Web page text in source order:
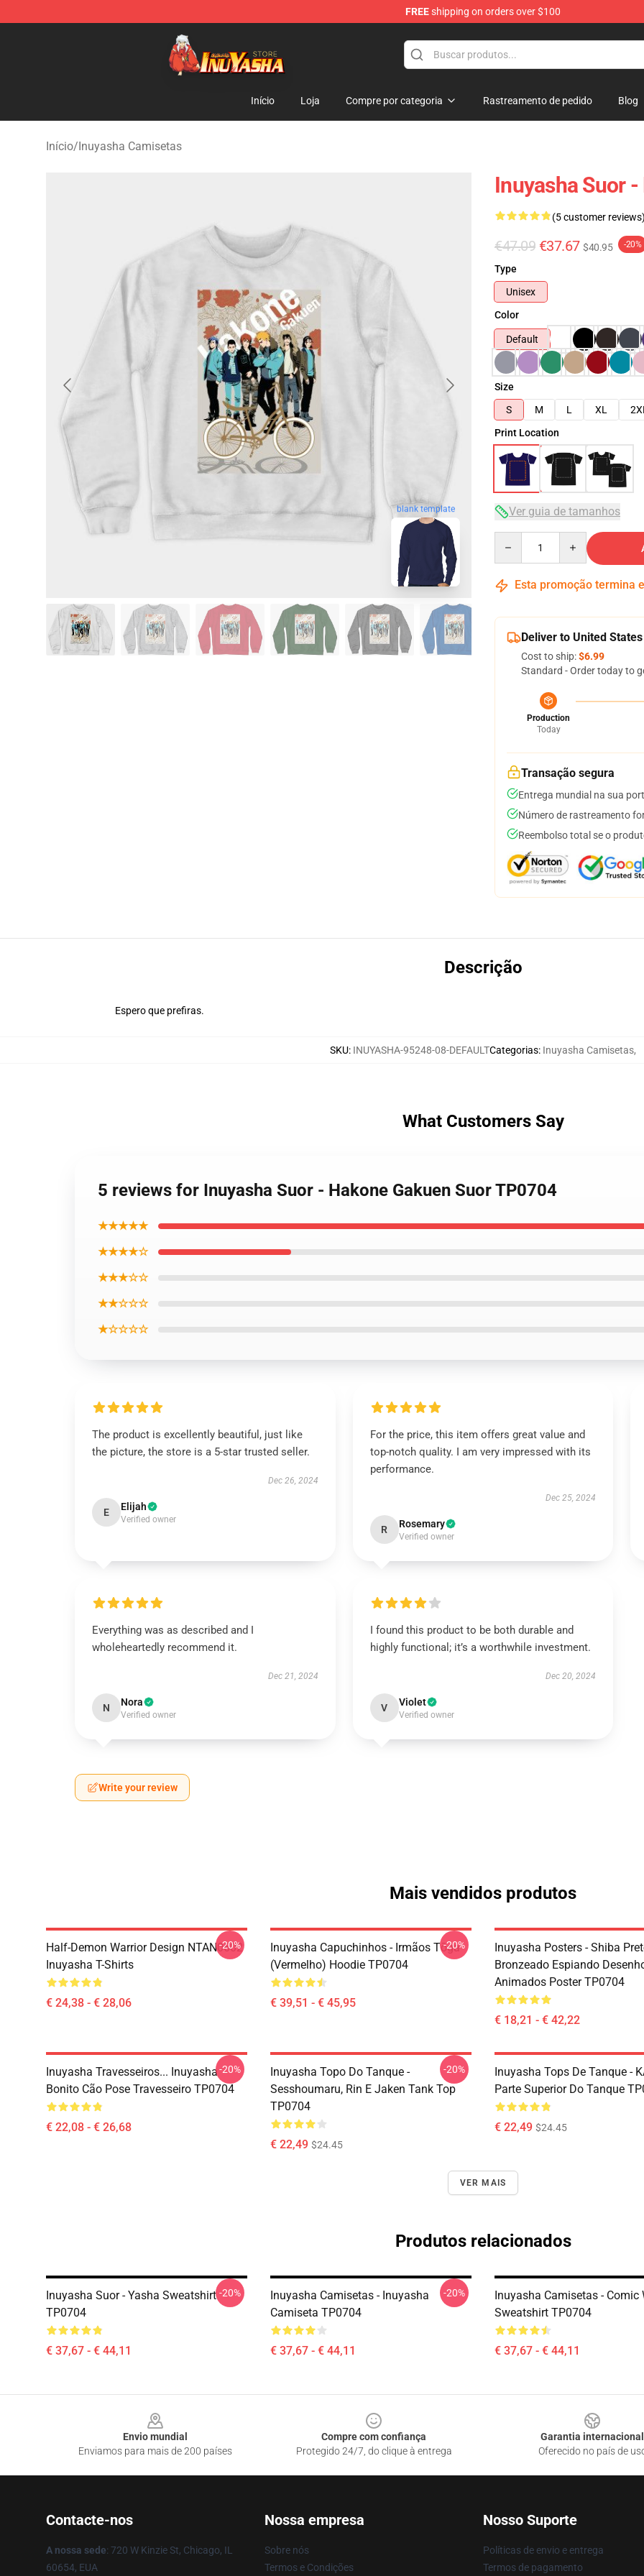
FREEshipping on orders over $100
Inuyasha Store - Official Inuyasha Merchandise Shop
Início Loja Compre por categoria Rastreamento de pedido Blog
Início/Inuyasha Camisetas
blank template
Inuyasha Suor
(5 customer reviews)
€47.09 €37.67 $40.95 -20%
Type
Unisex
Color
Default
Size
S
M L XL 2XL
Print Location
Ver guia de tamanhos
Esta promoção termina
Deliver to United States
Cost to ship:$6.99
Standard - Order today to
Production
Today
Transação segura
Entrega mundial na sua
Número de rastreamento
Reembolso total se o
Descrição
Espero que prefiras.
SKU: INUYASHA-95248-08-DEFAULTCategorias: Inuyasha Camisetas,
What Customers Say
5 reviews for Inuyasha Suor - Hakone Gakuen Suor TP0704
★★★★★
★★★★☆
★★★☆☆
★★☆☆☆
★☆☆☆☆
The product is excellently beautiful, just like
the picture, the store is a 5-star trusted seller.
Dec 26, 2024
E Elijah
Verified owner
For the price, this item offers great value and
top-notch quality. I am very impressed with its
performance.
Dec 25, 2024
R Rosemary
Verified owner
Everything was as described and I
wholeheartedly recommend it.
Dec 21, 2024
N Nora
Verified owner
I found this product to be both durable and
highly functional; it’s a worthwhile investment.
Dec 20, 2024
V Violet
Verified owner
Write your review
Mais vendidos produtos
Half-Demon Warrior Design NTAN0602
Inuyasha T-Shirts
€ 24,38 - € 28,06
-20%
Inuyasha Capuchinhos - Irmãos Tōga
(vermelho) Hoodie TP0704
€ 39,51 - € 45,95
-20%
Inuyasha Posters - Shiba
Bronzeado Espiando
Animados Poster TP0704
€ 18,21 - € 42,22
Inuyasha Travesseiros... Inuyasha
Bonito Cão Pose Travesseiro TP0704
€ 22,08 - € 26,68
-20%
Inuyasha Topo Do Tanque -
Sesshoumaru, Rin E Jaken Tank Top
TP0704
€ 22,49 $24.45
-20%
Inuyasha Tops De Tanque -
Parte Superior Do Tanque
€ 22,49 $24.45
VER MAIS
Produtos relacionados
Inuyasha Suor - Yasha Sweatshirt
TP0704
€ 37,67 - € 44,11
-20%
Inuyasha Camisetas - Inuyasha
Camiseta TP0704
€ 37,67 - € 44,11
-20%
Inuyasha Camisetas - Comic
Sweatshirt TP0704
€ 37,67 - € 44,11
Envio mundial
Enviamos para mais de 200 países
Compre com confiança
Protegido 24/7, do clique à entrega
Garantia internacional
Oferecido no país de
Contacte-nos
A nossa sede: 720 W Kinzie St, Chicago, IL
60654, EUA
Nossa empresa
Sobre nós
Termos e Condições
Nosso Suporte
Políticas de envio e entrega
Termos de pagamento